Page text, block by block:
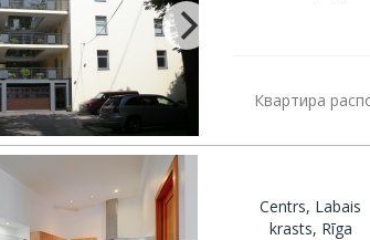
Квартира
Centrs, Labais
krasts, Rīga